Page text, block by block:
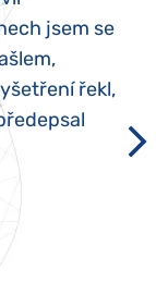
jsem se
řekl,